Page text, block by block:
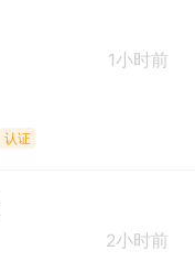
1小时前
认证
2小时前